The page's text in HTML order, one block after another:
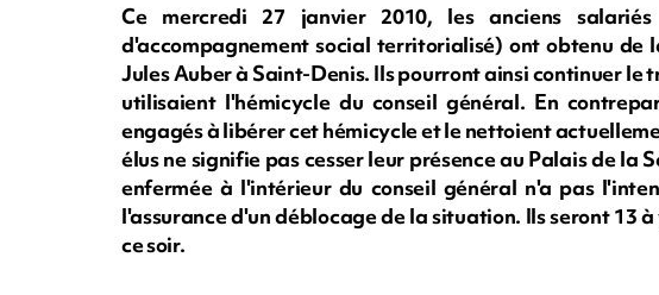
Ce mercredi 27 janvier 2010, les anciens
d'accompagnement social territorialisé) ont obtenu de
Jules Auber à Saint-Denis. Ils pourront ainsi continuer
utilisaient l'hémicycle du conseil général. En
engagés à libérer cet hémicycle et le nettoient
élus ne signifie pas cesser leur présence au Palais de la
enfermée à l'intérieur du conseil général n'a pas
l'assurance d'un déblocage de la situation. Ils seront 13
ce soir.